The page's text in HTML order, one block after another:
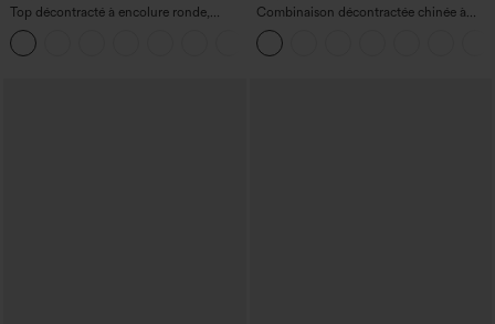
Top décontracté à encolure ronde,
manches chauve-souris et coupe ample
Combinaison décontractée chinée à
bretelles réglables, fronces et jambes
larges, avec poches — facile comme
tout